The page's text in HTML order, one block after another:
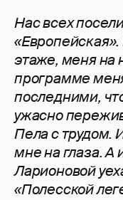
Нас всех
этаже, меня на
программе
последними,
ужасно
Пела с трудом.
мне на глаза. А
Ларионовой
«Полесской